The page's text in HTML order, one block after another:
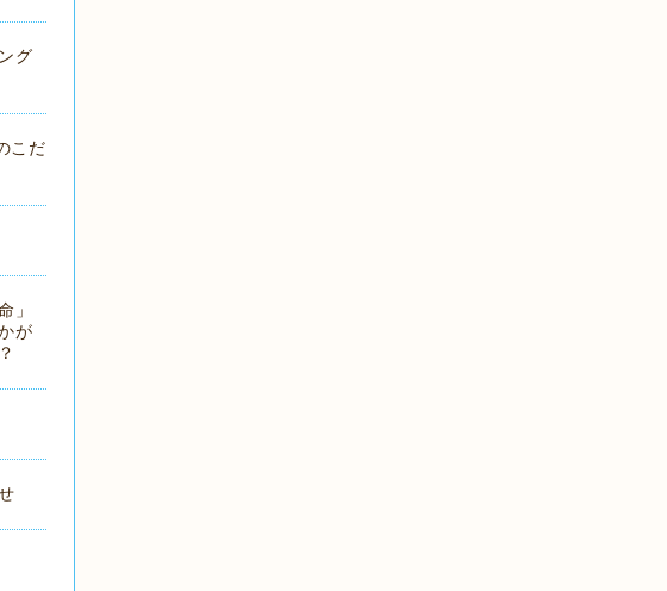
グ
こだ
」
が